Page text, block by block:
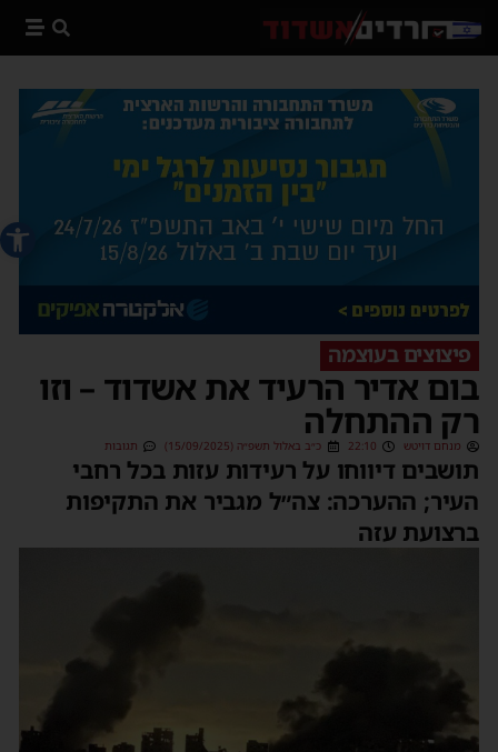
פתח
פיצוצים בעוצמה
בום אדיר הרעיד את אשדוד – וזו
רק ההתחלה
מנחם דויטש 22:10 כ״ב באלול תשפ״ה (15/09/2025) תגובות
תושבים דיווחו על רעידות עזות בכל רחבי
העיר; ההערכה: צה״ל מגביר את התקיפות
ברצועת עזה